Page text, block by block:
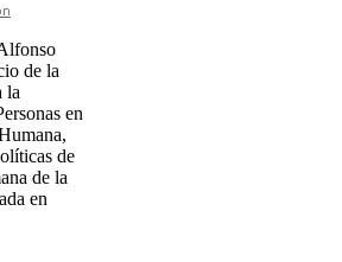
de la
la
en
de
de la
en